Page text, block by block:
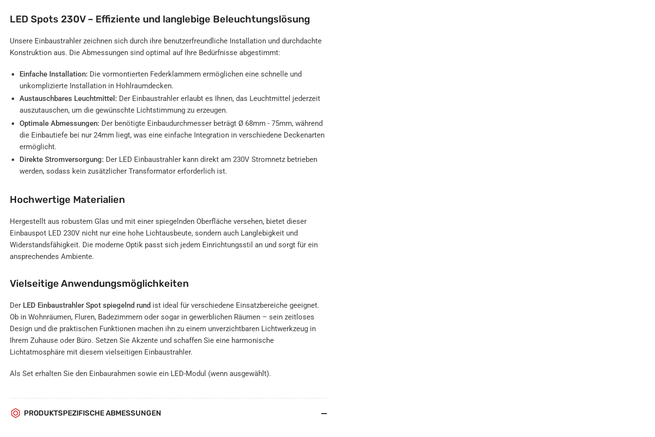
LED Spots 230V – Effiziente und langlebige Beleuchtungslösung
Unsere Einbaustrahler zeichnen sich durch ihre benutzerfreundliche Installation und durchdachte
Konstruktion aus. Die Abmessungen sind optimal auf Ihre Bedürfnisse abgestimmt:
Einfache Installation: Die vormontierten Federklammern ermöglichen eine schnelle und
unkomplizierte Installation in Hohlraumdecken.
Austauschbares Leuchtmittel: Der Einbaustrahler erlaubt es Ihnen, das Leuchtmittel jederzeit
auszutauschen, um die gewünschte Lichtstimmung zu erzeugen.
Optimale Abmessungen: Der benötigte Einbaudurchmesser beträgt Ø 68mm - 75mm, während
die Einbautiefe bei nur 24mm liegt, was eine einfache Integration in verschiedene Deckenarten
ermöglicht.
Direkte Stromversorgung: Der LED Einbaustrahler kann direkt am 230V Stromnetz betrieben
werden, sodass kein zusätzlicher Transformator erforderlich ist.
Hochwertige Materialien
Hergestellt aus robustem Glas und mit einer spiegelnden Oberfläche versehen, bietet dieser
Einbauspot LED 230V nicht nur eine hohe Lichtausbeute, sondern auch Langlebigkeit und
Widerstandsfähigkeit. Die moderne Optik passt sich jedem Einrichtungsstil an und sorgt für ein
ansprechendes Ambiente.
Vielseitige Anwendungsmöglichkeiten
Der LED Einbaustrahler Spot spiegelnd rund ist ideal für verschiedene Einsatzbereiche geeignet.
Ob in Wohnräumen, Fluren, Badezimmern oder sogar in gewerblichen Räumen – sein zeitloses
Design und die praktischen Funktionen machen ihn zu einem unverzichtbaren Lichtwerkzeug in
Ihrem Zuhause oder Büro. Setzen Sie Akzente und schaffen Sie eine harmonische
Lichtatmosphäre mit diesem vielseitigen Einbaustrahler.
Als Set erhalten Sie den Einbaurahmen sowie ein LED-Modul (wenn ausgewählt).
PRODUKTSPEZIFISCHE ABMESSUNGEN